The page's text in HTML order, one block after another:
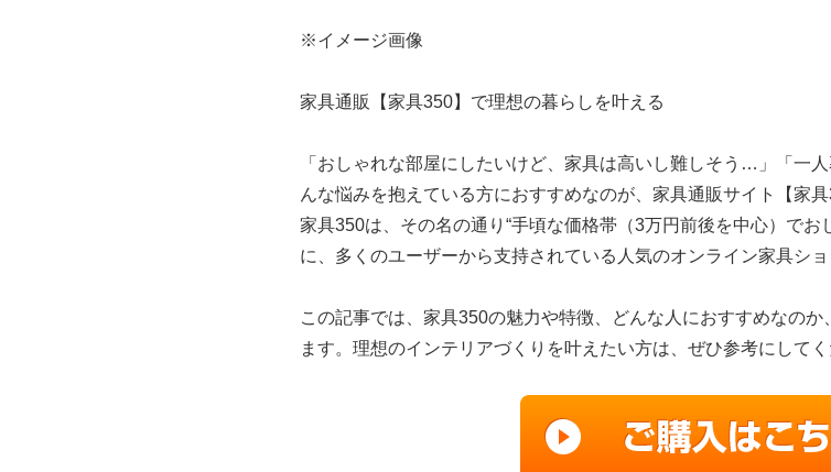
※イメージ画像
家具通販【家具350】で理想の暮らしを叶える
「おしゃれな部屋にしたいけど、家具は高いし難しそう…」「一
んな悩みを抱えている方におすすめなのが、家具通販サイト【家具
家具350は、その名の通り“手頃な価格帯（3万円前後を中心）でお
に、多くのユーザーから支持されている人気のオンライン家具ショ
この記事では、家具350の魅力や特徴、どんな人におすすめなの
ます。理想のインテリアづくりを叶えたい方は、ぜひ参考にしてく